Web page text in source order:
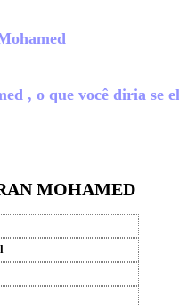
, o que você diria se
MOHAMED